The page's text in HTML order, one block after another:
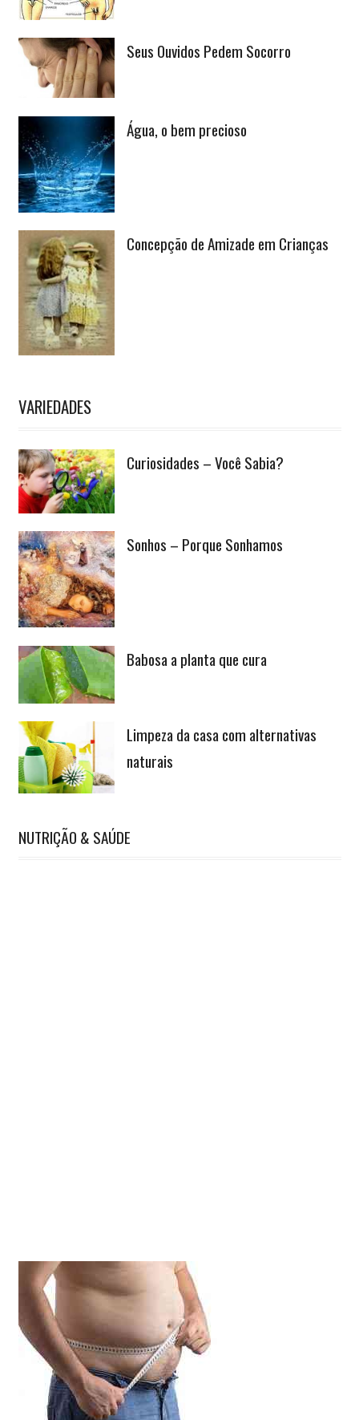
Seus Ouvidos Pedem Socorro
Água, o bem precioso
Concepção de Amizade em Crianças
VARIEDADES
Curiosidades – Você Sabia?
Sonhos – Porque Sonhamos
Babosa a planta que cura
Limpeza da casa com alternativas
naturais
NUTRIÇÃO & SAÚDE